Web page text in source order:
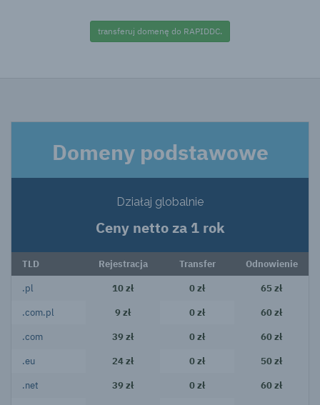
transferuj domenę do RAPIDDC.
Domeny podstawowe
Działaj globalnie
Ceny netto za 1 rok
TLD Rejestracja Transfer Odnowienie
.pl 10 zł 0 zł 65 zł
.com.pl 9 zł 0 zł 60 zł
.com 39 zł 0 zł 60 zł
.eu 24 zł 0 zł 50 zł
.net 39 zł 0 zł 60 zł